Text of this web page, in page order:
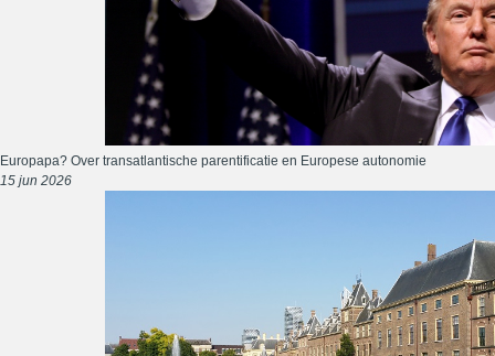
Europapa? Over transatlantische parentificatie en Europese autonomie
15 jun 2026